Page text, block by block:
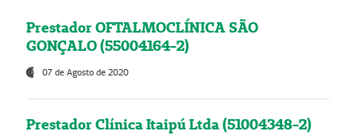
Prestador OFTALMOCLÍNICA SÃO
GONÇALO (55004164-2)
07 de Agosto de 2020
Prestador Clínica Itaipú Ltda (51004348-2)